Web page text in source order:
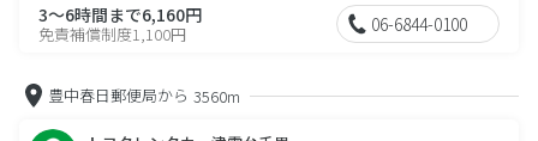
3～6時間まで6,160円
免責補償制度1,100円 06-6844-0100
豊中春日郵便局から 3560m